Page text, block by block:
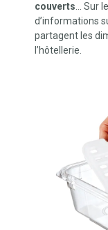
couverts … Sur
d’informations
partagent les
l’hôtellerie.